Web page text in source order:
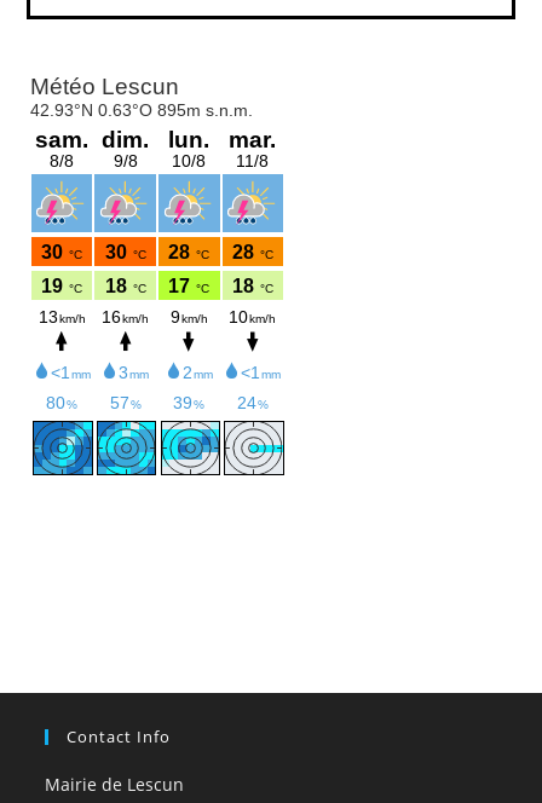
Contact Info
Mairie de Lescun